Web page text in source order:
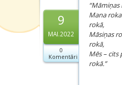
Kontakti
Dokumenti
Projekti
9
MAI.2022
0
Komentāri
Mana
rokā,
Māsiņas
rokā,
Mēs – cits
rokā.”